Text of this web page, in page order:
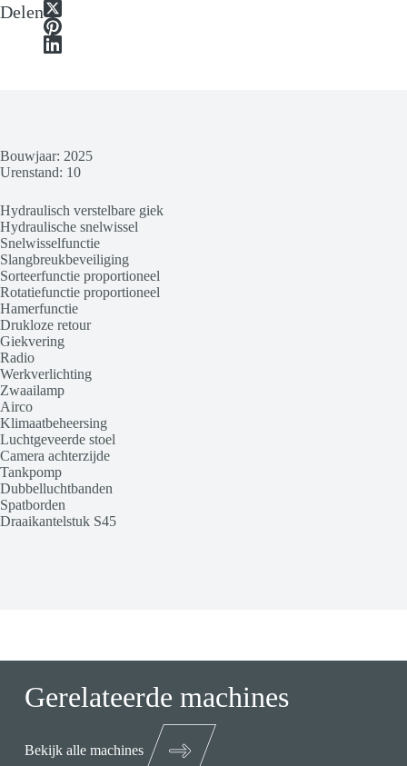
Delen
Bouwjaar: 2025
Urenstand: 10
Hydraulisch verstelbare giek
Hydraulische snelwissel
Snelwisselfunctie
Slangbreukbeveiliging
Sorteerfunctie proportioneel
Rotatiefunctie proportioneel
Hamerfunctie
Drukloze retour
Giekvering
Radio
Werkverlichting
Zwaailamp
Airco
Klimaatbeheersing
Luchtgeveerde stoel
Camera achterzijde
Tankpomp
Dubbelluchtbanden
Spatborden
Draaikantelstuk S45
Gerelateerde machines
Bekijk alle machines